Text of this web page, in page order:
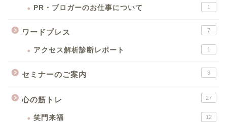
PR・ブロガーのお仕事について 1
ワードプレス 7
アクセス解析診断レポート 1
セミナーのご案内 3
心の筋トレ 27
笑門来福 12